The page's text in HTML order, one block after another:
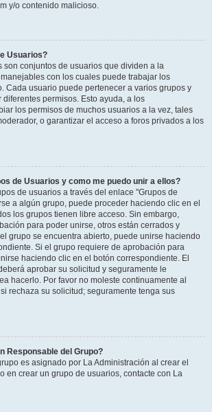
y/o contenido malicioso.
Usuarios?
son conjuntos de usuarios que dividen a la
con los cuales puede trabajar los
Cada usuario puede pertenecer a varios grupos y
permisos. Esto ayuda, a los
los permisos de muchos usuarios a la vez, tales
o garantizar el acceso a foros privados a los
de Usuarios y como me puedo unir a ellos?
de usuarios a través del enlace "Grupos de
a algún grupo, puede proceder haciendo clic en el
los grupos tienen libre acceso. Sin embargo,
para poder unirse, otros están cerrados y
grupo se encuentra abierto, puede unirse haciendo
Si el grupo requiere de aprobación para
haciendo clic en el botón correspondiente. El
aprobar su solicitud y seguramente le
hacerlo. Por favor no moleste continuamente al
rechaza su solicitud; seguramente tenga sus
Responsable del Grupo?
es asignado por La Administración al crear el
en crear un grupo de usuarios, contacte con La